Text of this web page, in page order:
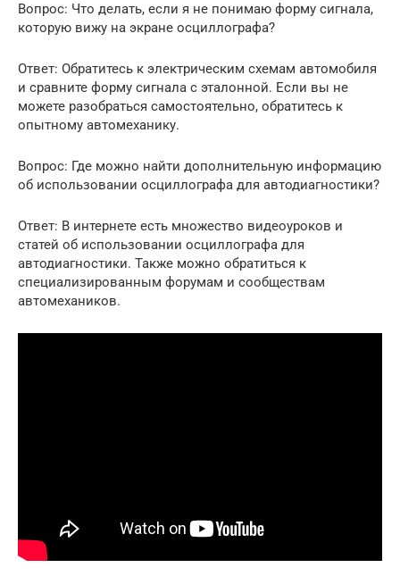
Вопрос: Что делать, если я не понимаю форму сигнала,
которую вижу на экране осциллографа?
Ответ: Обратитесь к электрическим схемам автомобиля
и сравните форму сигнала с эталонной. Если вы не
можете разобраться самостоятельно, обратитесь к
опытному автомеханику.
Вопрос: Где можно найти дополнительную информацию
об использовании осциллографа для автодиагностики?
Ответ: В интернете есть множество видеоуроков и
статей об использовании осциллографа для
автодиагностики. Также можно обратиться к
специализированным форумам и сообществам
автомехаников.